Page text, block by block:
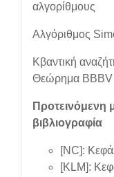
αλγορίθμους
Αλγόριθμος
Κβαντική
Θεώρημα BBBV
Προτεινόμενη
βιβλιογραφία
[NC]:
[KLM]: